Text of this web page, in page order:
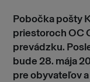
Pobočka pošty
priestoroch OC
prevádzku.
bude 28. mája
pre obyvateľov